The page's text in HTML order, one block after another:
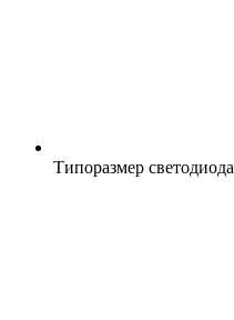
Типоразмер светодиода